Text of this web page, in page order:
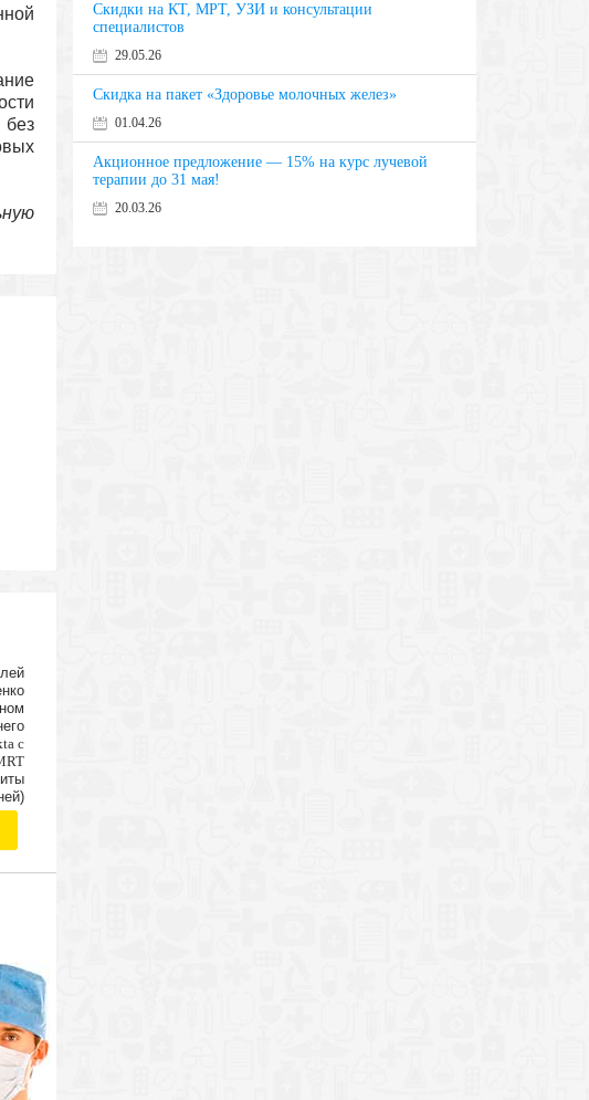
с
Скидки на КТ, МРТ, УЗИ и консультации
специалистов
29.05.26
Скидка на пакет «Здоровье молочных желез»
01.04.26
Акционное предложение — 15% на курс лучевой
терапии до 31 мая!
20.03.26